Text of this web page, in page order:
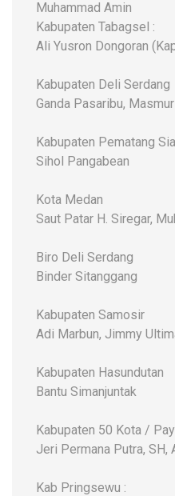
Muhammad Amin
Kabupaten Tabagsel :
Ali Yusron Dongoran
Kabupaten Deli Serdang
Ganda Pasaribu,
Kabupaten Pematang
Sihol Pangabean
Kota Medan
Saut Patar H. Siregar,
Biro Deli Serdang
Binder Sitanggang
Kabupaten Samosir
Adi Marbun, Jimmy
Kabupaten Hasundutan
Bantu Simanjuntak
Kabupaten 50 Kota /
Jeri Permana Putra, SH,
Kab Pringsewu :